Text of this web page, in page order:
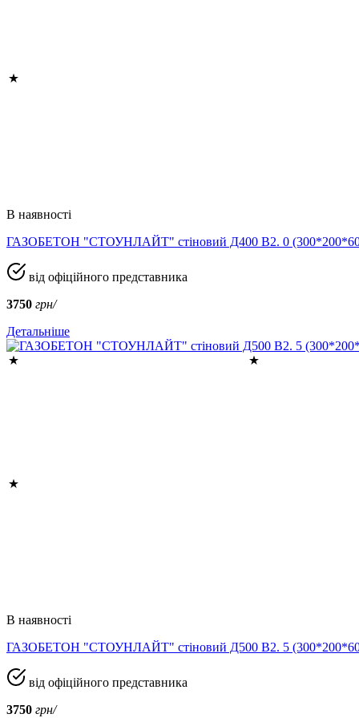
В наявності
ГАЗОБЕТОН "СТОУНЛАЙТ" стіновий Д400 В2. 0
від офіційного представника
3750 грн/
Детальніше
В наявності
ГАЗОБЕТОН "СТОУНЛАЙТ" стіновий Д500 В2. 5
від офіційного представника
3750 грн/